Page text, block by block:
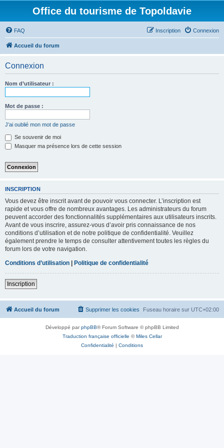
Office du tourisme de Topoldavie
FAQ Connexion
Inscription
Accueil du forum
Connexion
Nom d’utilisateur :
Mot de passe :
J’ai oublié mon mot de passe
Se souvenir de moi
Masquer ma présence lors de cette session
INSCRIPTION
Vous devez être inscrit avant de pouvoir vous connecter. L’inscription est
rapide et vous offre de nombreux avantages. Les administrateurs du forum
peuvent accorder des fonctionnalités supplémentaires aux utilisateurs inscrits.
Avant de vous inscrire, assurez-vous d’avoir pris connaissance de nos
conditions d’utilisation et de notre politique de confidentialité. Veuillez
également prendre le temps de consulter attentivement toutes les règles du
forum lors de votre navigation.
Conditions d’utilisation | Politique de confidentialité
Inscription
Accueil du forum Fuseau horaire sur UTC+02:00
Supprimer les cookies
Développé parphpBB® Forum Software © phpBB Limited
Traduction française officielle ©Miles Cellar
Confidentialité | Conditions